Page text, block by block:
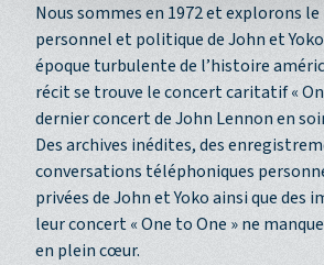
Nous sommes en 1972 et explorons
personnel et politique de John et Yoko
époque turbulente de l’histoire
récit se trouve le concert caritatif «
dernier concert de John Lennon en
Des archives inédites, des
conversations téléphoniques
privées de John et Yoko ainsi que des
leur concert « One to One » ne
en plein cœur.